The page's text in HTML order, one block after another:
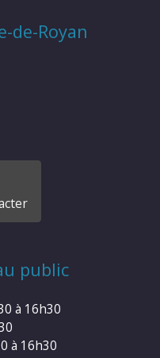
de-Royan
public
à 16h30
à 16h30